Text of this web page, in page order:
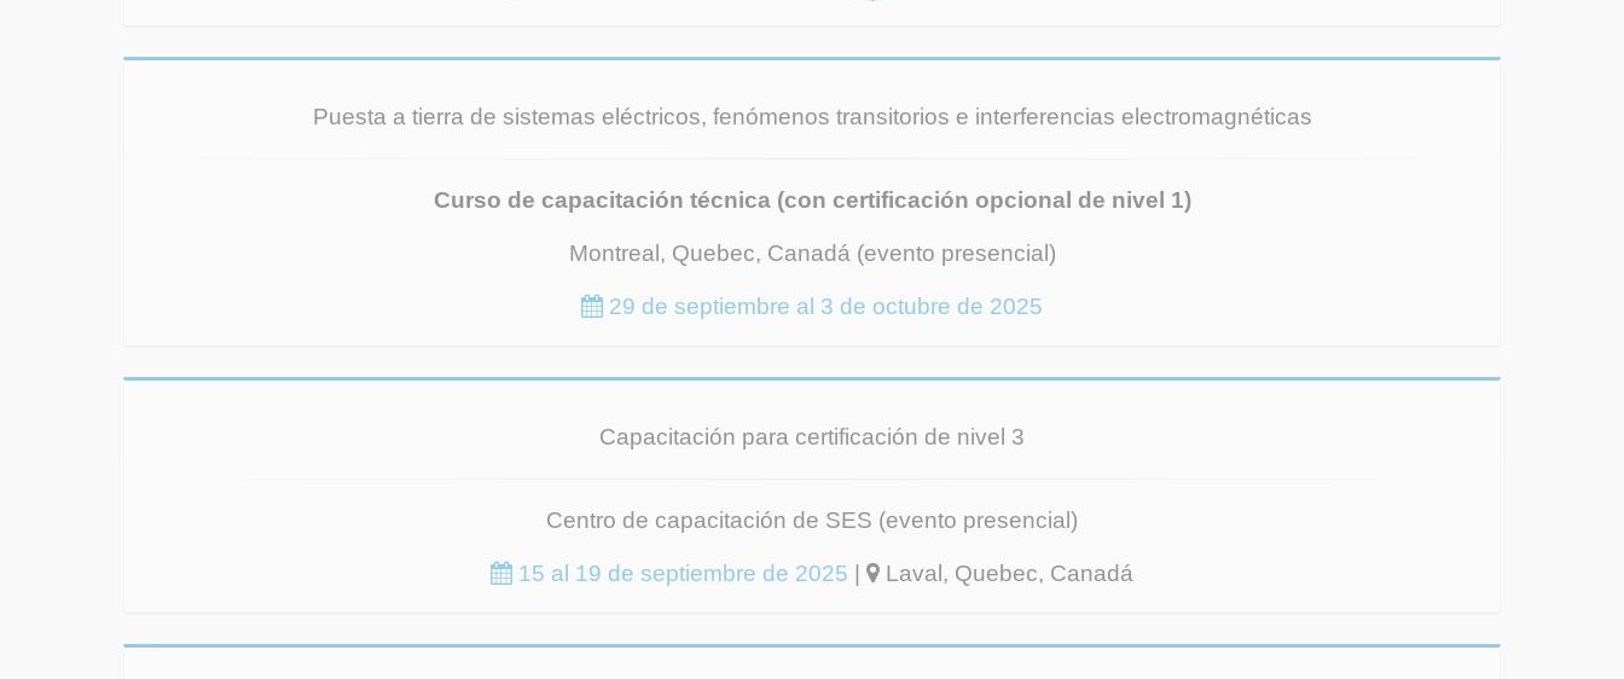
Puesta a tierra de sistemas eléctricos, fenómenos transitorios e interferencias electromagnéticas
Curso de capacitación técnica (con certificación opcional de nivel 1)
Montreal, Quebec, Canadá (evento presencial)
29 de septiembre al 3 de octubre de 2025
Capacitación para certificación de nivel 3
Centro de capacitación de SES (evento presencial)
15 al 19 de septiembre de 2025 | Laval, Quebec, Canadá